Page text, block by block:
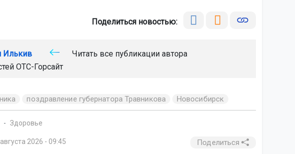
Поделиться новостью:
Илькив
Читать все публикации автора
ОТС-Горсайт
поздравление губернатора Травникова Новосибирск
Здоровье
2026 - 09:45 Поделиться